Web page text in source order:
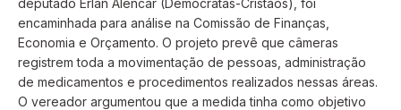
encaminhada para análise na Comissão de Finanças,
Economia e Orçamento. O projeto prevê que câmeras
registrem toda a movimentação de pessoas, administração
de medicamentos e procedimentos realizados nessas áreas.
O vereador argumentou que a medida tinha como objetivo